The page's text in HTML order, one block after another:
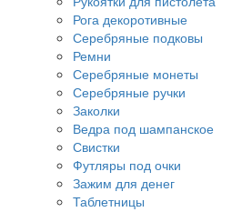
Рога декоротивные
Серебряные подковы
Ремни
Серебряные монеты
Серебряные ручки
Заколки
Ведра под шампанское
Свистки
Футляры под очки
Зажим для денег
Таблетницы